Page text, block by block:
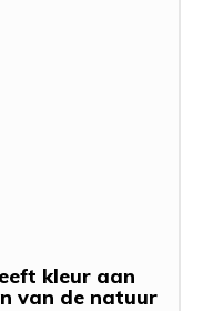
kleur aan
van de natuur